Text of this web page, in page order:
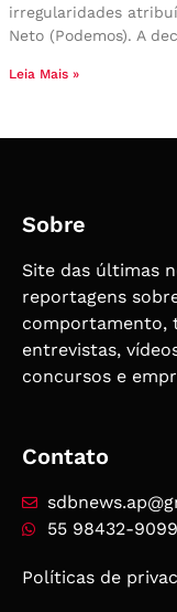
irregularidades
Neto (Podemos). A
Leia Mais »
Sobre
Site das últimas
reportagens
comportamento,
entrevistas,
concursos e
Contato
55 98432-9099
Políticas de